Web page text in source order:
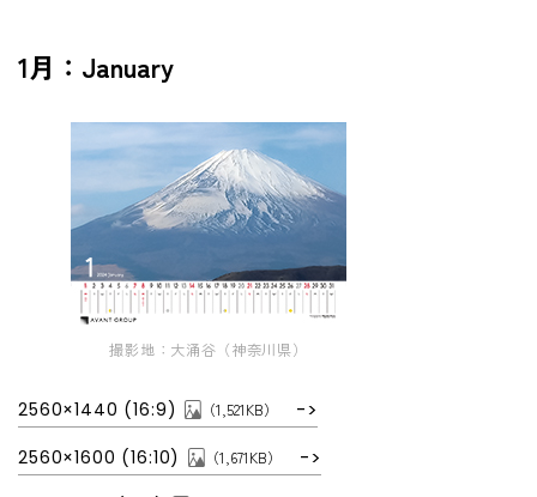
バナンス
主・投資家の皆様
ジネスモデル
績・財務
ライブラリ
カレンダー
問い合わせ
1月：January
撮影地：大涌谷（神奈川県）
2560×1440 (16:9) （1,521KB）
2560×1600 (16:10) （1,671KB）